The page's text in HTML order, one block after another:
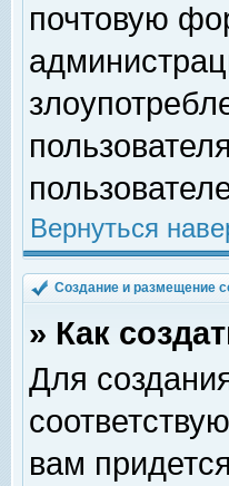
почтовую
Вернуться
Создание и размещение
» Как
Для
вам